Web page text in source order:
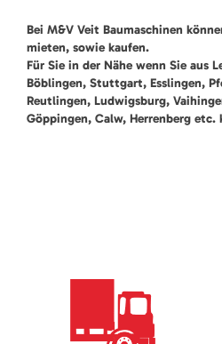
Bei M&V Veit Baumaschinen
mieten, sowie kaufen.
Für Sie in der Nähe wenn Sie aus
Böblingen, Stuttgart, Esslingen,
Reutlingen, Ludwigsburg,
Göppingen, Calw, Herrenberg etc.